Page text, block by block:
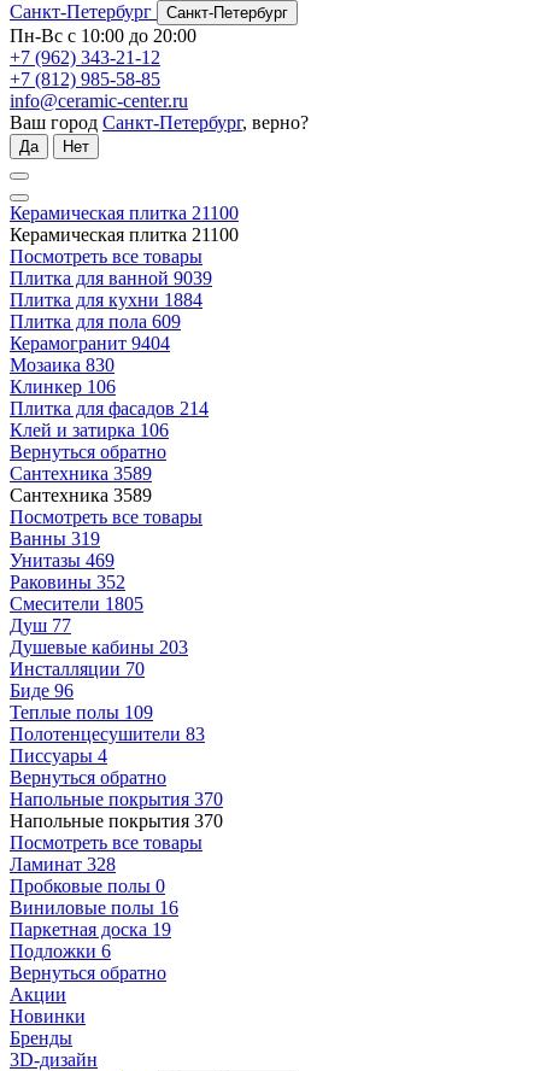
Санкт-Петербург
Санкт-Петербург
Пн-Вс с 10:00 до 20:00
+7 (962) 343-21-12
+7 (812) 985-58-85
info@ceramic-center.ru
Ваш город Санкт-Петербург, верно?
Да Нет
Керамическая плитка 21100
Керамическая плитка 21100
Посмотреть все товары
Плитка для ванной 9039
Плитка для кухни 1884
Плитка для пола 609
Керамогранит 9404
Мозаика 830
Клинкер 106
Плитка для фасадов 214
Клей и затирка 106
Вернуться обратно
Сантехника 3589
Сантехника 3589
Посмотреть все товары
Ванны 319
Унитазы 469
Раковины 352
Смесители 1805
Душ 77
Душевые кабины 203
Инсталляции 70
Биде 96
Теплые полы 109
Полотенцесушители 83
Писсуары 4
Вернуться обратно
Напольные покрытия 370
Напольные покрытия 370
Посмотреть все товары
Ламинат 328
Пробковые полы 0
Виниловые полы 16
Паркетная доска 19
Подложки 6
Вернуться обратно
Акции
Новинки
Бренды
3D-дизайн